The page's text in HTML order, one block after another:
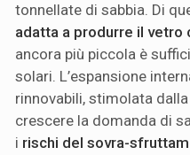
tonnellate di sabbia. Di
adatta a produrre il vetro
ancora più piccola è
solari. L’espansione
rinnovabili, stimolata
crescere la domanda di
i rischi del sovra-